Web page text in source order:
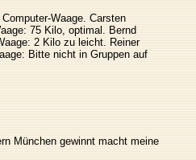
Waage. Carsten
75 Kilo, optimal. Bernd
2 Kilo zu leicht. Reiner
Bitte nicht in Gruppen auf
München gewinnt macht meine